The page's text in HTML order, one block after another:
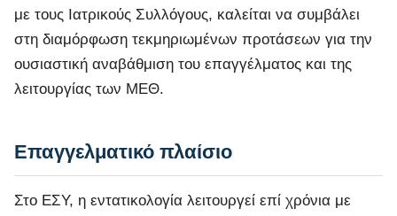
με τους Ιατρικούς Συλλόγους, καλείται να συμβάλει
στη διαμόρφωση τεκμηριωμένων προτάσεων για την
ουσιαστική αναβάθμιση του επαγγέλματος και της
λειτουργίας των ΜΕΘ.
Επαγγελματικό πλαίσιο
Στο ΕΣΥ, η εντατικολογία λειτουργεί επί χρόνια με